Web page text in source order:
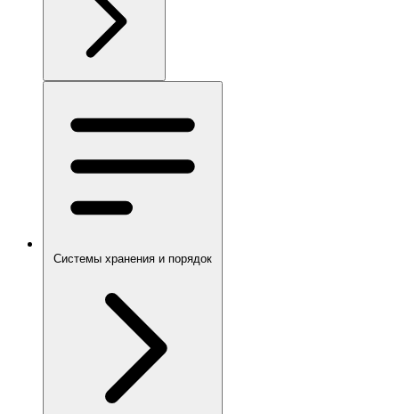
Системы хранения и порядок